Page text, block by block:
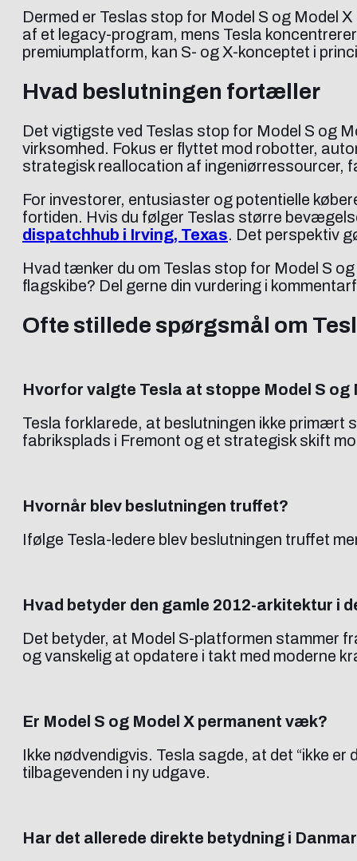
Dermed er Teslas stop for Model S og Model
af et legacy-program, mens Tesla
premiumplatform, kan S- og X-konceptet i
Hvad beslutningen fortæller
Det vigtigste ved Teslas stop for Model S og
virksomhed. Fokus er flyttet mod robotter,
strategisk reallocation af ingeniørressourcer,
For investorer, entusiaster og potentielle
fortiden. Hvis du følger Teslas større
dispatchhub i Irving, Texas. Det perspektiv
Hvad tænker du om Teslas stop for Model S
flagskibe? Del gerne din vurdering i
Ofte stillede spørgsmål om
Hvorfor valgte Tesla at stoppe Model S og
Tesla forklarede, at beslutningen ikke primært
fabriksplads i Fremont og et strategisk skift
Hvornår blev beslutningen truffet?
Ifølge Tesla-ledere blev beslutningen truffet
Hvad betyder den gamle 2012-arkitektur i
Det betyder, at Model S-platformen stammer
og vanskelig at opdatere i takt med moderne
Er Model S og Model X permanent væk?
Ikke nødvendigvis. Tesla sagde, at det “ikke
tilbagevenden i ny udgave.
Har det allerede direkte betydning i